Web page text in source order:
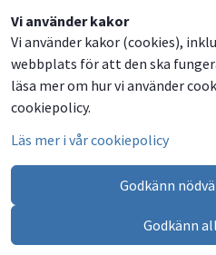
Vi använder kakor
Vi använder kakor (cookies),
webbplats för att den ska
läsa mer om hur vi använder
cookiepolicy.
Läs mer i vår cookiepolicy
Godkänn
Godkänn
Dela
på
Facebook
Dela
på
Twitter
Dela
på
LinkedIn
Dela
via
email